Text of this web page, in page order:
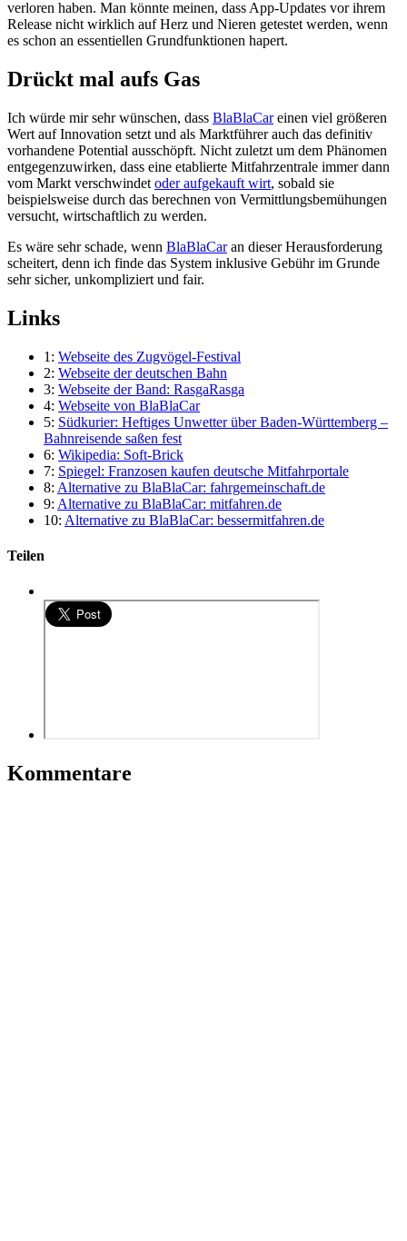
verloren haben. Man könnte meinen, dass App-Updates vor ihrem
Release nicht wirklich auf Herz und Nieren getestet werden, wenn
es schon an essentiellen Grundfunktionen hapert.
Drückt mal aufs Gas
Ich würde mir sehr wünschen, dass BlaBlaCareinen viel größeren
Wert auf Innovation setzt und als Marktführer auch das definitiv
vorhandene Potential ausschöpft. Nicht zuletzt um dem Phänomen
entgegenzuwirken, dass eine etablierte Mitfahrzentrale immer dann
vom Markt verschwindet oder aufgekauft wirt, sobald sie
beispielsweise durch das berechnen von Vermittlungsbemühungen
versucht, wirtschaftlich zu werden.
Es wäre sehr schade, wenn BlaBlaCaran dieser Herausforderung
scheitert, denn ich finde das System inklusive Gebühr im Grunde
sehr sicher, unkompliziert und fair.
Links
1: Webseite des Zugvögel-Festival
2: Webseite der deutschen Bahn
3: Webseite der Band: RasgaRasga
4: Webseite von BlaBlaCar
5: Südkurier: Heftiges Unwetter über Baden-Württemberg –
Bahnreisende saßen fest
6: Wikipedia: Soft-Brick
7: Spiegel: Franzosen kaufen deutsche Mitfahrportale
8: Alternative zu BlaBlaCar: fahrgemeinschaft.de
9: Alternative zu BlaBlaCar: mitfahren.de
10: Alternative zu BlaBlaCar: bessermitfahren.de
Teilen
Kommentare